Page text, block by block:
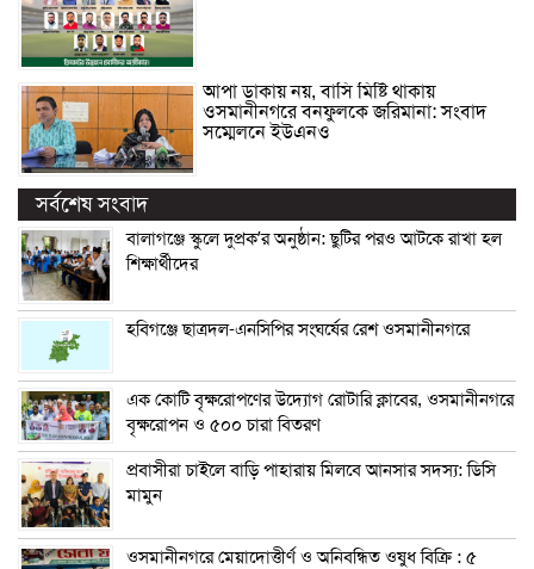
আপা ডাকায় নয়, বাসি মিষ্টি থাকায়
ওসমানীনগরে বনফুলকে জরিমানা: সংবাদ
সম্মেলনে ইউএনও
সর্বশেষ সংবাদ
বালাগঞ্জে স্কুলে দুপ্রক’র অনুষ্ঠান: ছুটির পরও আটকে রাখা হল
শিক্ষার্থীদের
হবিগঞ্জে ছাত্রদল-এনসিপির সংঘর্ষের রেশ ওসমানীনগরে
এক কোটি বৃক্ষরোপণের উদ্যোগ রোটারি ক্লাবের, ওসমানীনগরে
বৃক্ষরোপন ও ৫০০ চারা বিতরণ
প্রবাসীরা চাইলে বাড়ি পাহারায় মিলবে আনসার সদস্য: ডিসি
মামুন
ওসমানীনগরে মেয়াদোত্তীর্ণ ও অনিবন্ধিত ওষুধ বিক্রি : ৫